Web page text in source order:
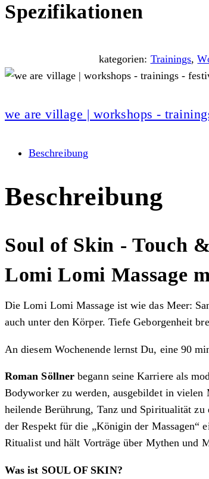
Spezifikationen
kategorien: Trainings,
we are village | workshops -
Beschreibung
Beschreibung
Soul of Skin - Touch
Lomi Lomi Massage
Die Lomi Lomi Massage ist wie das Meer:
auch unter den Körper. Tiefe Geborgenheit
An diesem Wochenende lernst Du, eine 90
Roman Söllner begann seine Karriere als
Bodyworker zu werden, ausgebildet in
heilende Berührung, Tanz und Spiritualität
der Respekt für die „Königin der Massagen“
Ritualist und hält Vorträge über Mythen und
Was ist SOUL OF SKIN?